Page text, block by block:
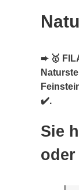
➨ 🥇
✔️.
Sie